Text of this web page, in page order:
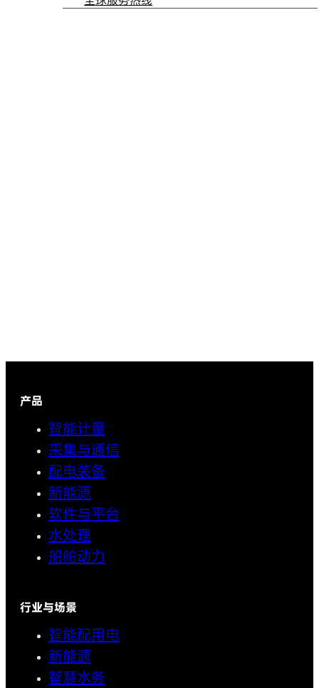
产品
智能计量
采集与通信
配电装备
新能源
软件与平台
水处理
船舶动力
行业与场景
智能配用电
新能源
智慧水务